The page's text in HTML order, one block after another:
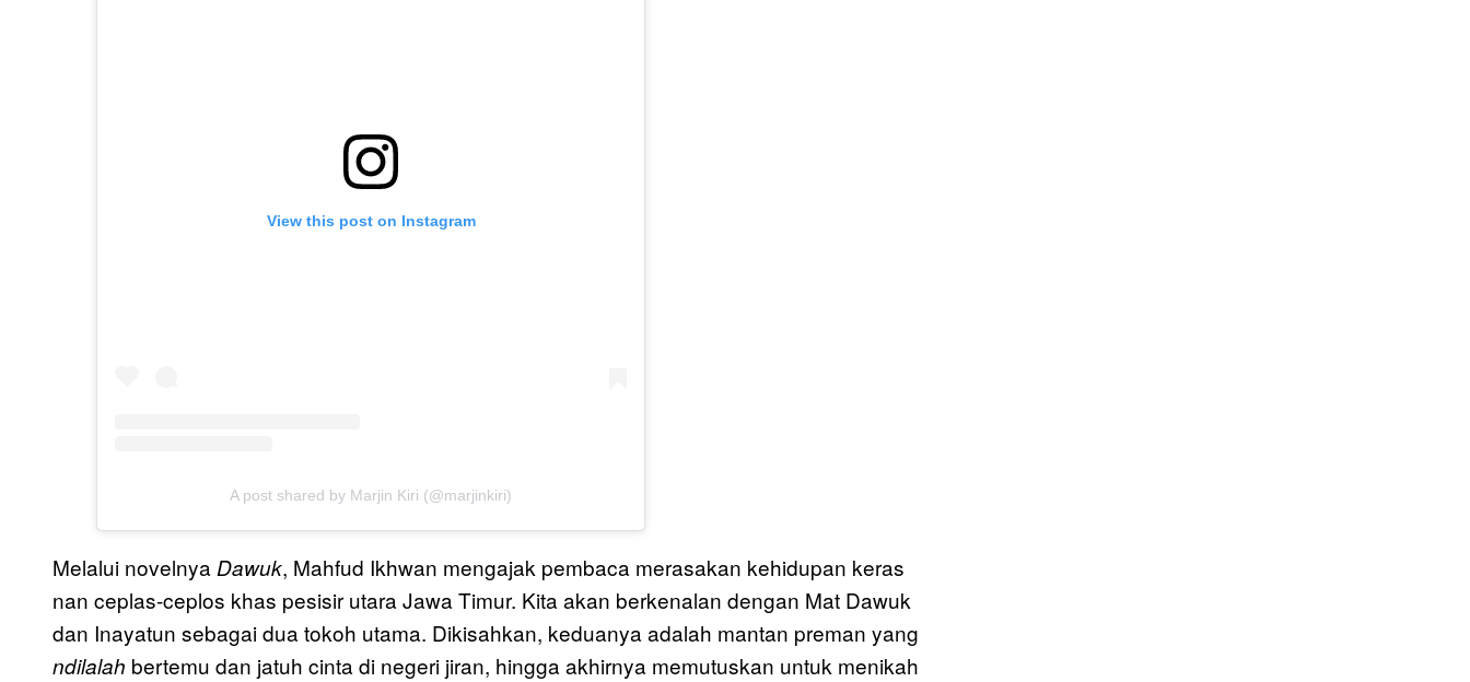
View this post on Instagram
A post shared by Marjin Kiri (@marjinkiri)
Melalui novelnya Dawuk, Mahfud Ikhwan mengajak pembaca merasakan kehidupan keras
nan ceplas-ceplos khas pesisir utara Jawa Timur. Kita akan berkenalan dengan Mat Dawuk
dan Inayatun sebagai dua tokoh utama. Dikisahkan, keduanya adalah mantan preman yang
ndilalah bertemu dan jatuh cinta di negeri jiran, hingga akhirnya memutuskan untuk menikah